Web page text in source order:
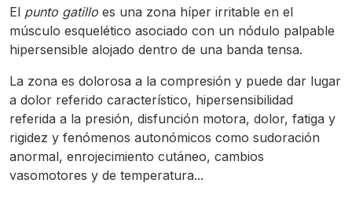
El punto gatillo es una zona híper irritable en el
músculo esquelético asociado con un nódulo palpable
hipersensible alojado dentro de una banda tensa.
La zona es dolorosa a la compresión y puede dar lugar
a dolor referido característico, hipersensibilidad
referida a la presión, disfunción motora, dolor, fatiga y
rigidez y fenómenos autonómicos como sudoración
anormal, enrojecimiento cutáneo, cambios
vasomotores y de temperatura...